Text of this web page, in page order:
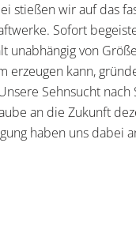
stießen wir auf das
Sofort
unabhängig von
erzeugen kann,
Sehnsucht
an die Zukunft
haben uns dabei